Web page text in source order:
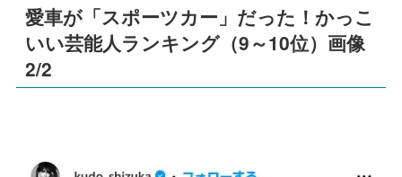
愛車が「スポーツカー」だった！かっこ
いい芸能人ランキング（9～10位）画像
2/2